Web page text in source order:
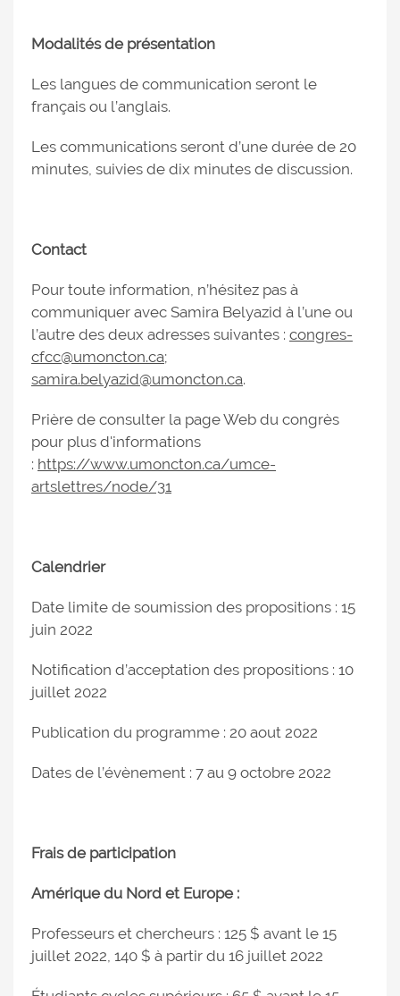
Modalités de présentation
Les langues de communication seront le
français ou l’anglais.
Les communications seront d’une durée de 20
minutes, suivies de dix minutes de discussion.
Contact
Pour toute information, n’hésitez pas à
communiquer avec Samira Belyazid à l’une ou
l’autre des deux adresses suivantes : congres-
cfcc@umoncton.ca;
samira.belyazid@umoncton.ca.
Prière de consulter la page Web du congrès
pour plus d'informations
: https://www.umoncton.ca/umce-
artslettres/node/31
Calendrier
Date limite de soumission des propositions : 15
juin 2022
Notification d’acceptation des propositions : 10
juillet 2022
Publication du programme : 20 aout 2022
Dates de l’évènement : 7 au 9 octobre 2022
Frais de participation
Amérique du Nord et Europe :
Professeurs et chercheurs : 125 $ avant le 15
juillet 2022, 140 $ à partir du 16 juillet 2022